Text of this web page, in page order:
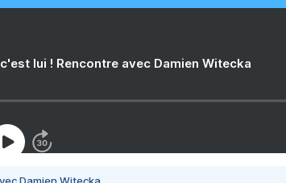
lui ! Rencontre avec Damien Witecka